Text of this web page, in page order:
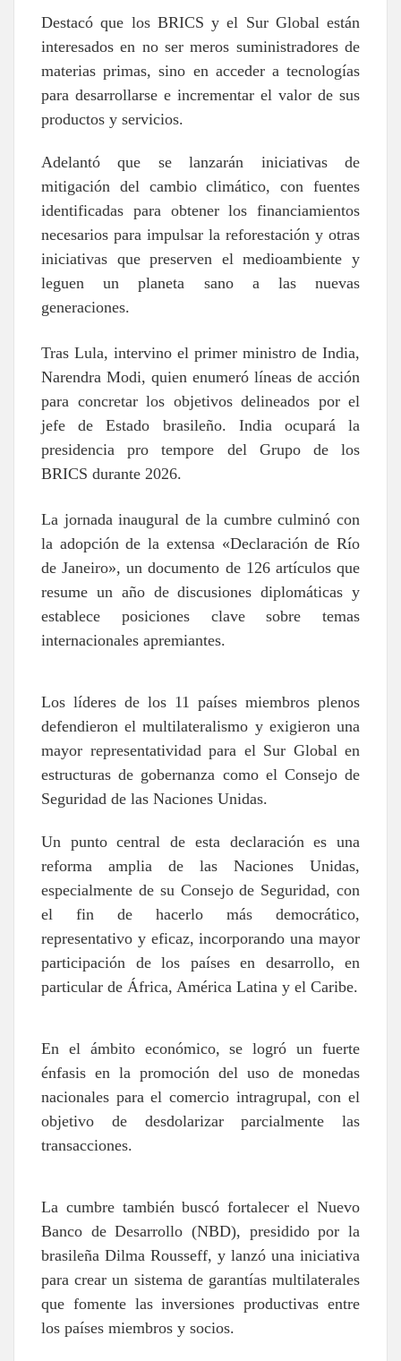
Destacó que los BRICS y el Sur Global están
interesados en no ser meros suministradores de
materias primas, sino en acceder a tecnologías
para desarrollarse e incrementar el valor de sus
productos y servicios.
Adelantó que se lanzarán iniciativas de
mitigación del cambio climático, con fuentes
identificadas para obtener los financiamientos
necesarios para impulsar la reforestación y otras
iniciativas que preserven el medioambiente y
leguen un planeta sano a las nuevas
generaciones.
Tras Lula, intervino el primer ministro de India,
Narendra Modi, quien enumeró líneas de acción
para concretar los objetivos delineados por el
jefe de Estado brasileño. India ocupará la
presidencia pro tempore del Grupo de los
BRICS durante 2026.
La jornada inaugural de la cumbre culminó con
la adopción de la extensa «Declaración de Río
de Janeiro», un documento de 126 artículos que
resume un año de discusiones diplomáticas y
establece posiciones clave sobre temas
internacionales apremiantes.
Los líderes de los 11 países miembros plenos
defendieron el multilateralismo y exigieron una
mayor representatividad para el Sur Global en
estructuras de gobernanza como el Consejo de
Seguridad de las Naciones Unidas.
Un punto central de esta declaración es una
reforma amplia de las Naciones Unidas,
especialmente de su Consejo de Seguridad, con
el fin de hacerlo más democrático,
representativo y eficaz, incorporando una mayor
participación de los países en desarrollo, en
particular de África, América Latina y el Caribe.
En el ámbito económico, se logró un fuerte
énfasis en la promoción del uso de monedas
nacionales para el comercio intragrupal, con el
objetivo de desdolarizar parcialmente las
transacciones.
La cumbre también buscó fortalecer el Nuevo
Banco de Desarrollo (NBD), presidido por la
brasileña Dilma Rousseff, y lanzó una iniciativa
para crear un sistema de garantías multilaterales
que fomente las inversiones productivas entre
los países miembros y socios.